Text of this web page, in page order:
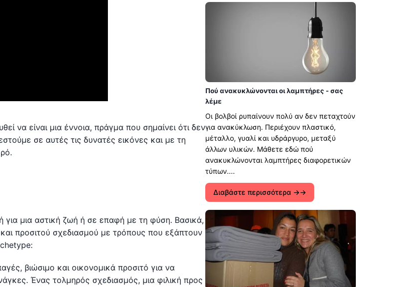
να είναι μια έννοια, πράγμα που σημαίνει ότι δεν
σε αυτές τις δυνατές εικόνες και με τη
για μια αστική ζωή ή σε επαφή με τη φύση. Βασικά,
προσιτού σχεδιασμού με τρόπους που εξάπτουν
βιώσιμο και οικονομικά προσιτό για να
Ένας τολμηρός σχεδιασμός, μια φιλική προς
Πού ανακυκλώνονται οι λαμπτήρες - σας
λέμε
Οι βολβοί ρυπαίνουν πολύ αν δεν πεταχτούν
για ανακύκλωση. Περιέχουν πλαστικό,
μέταλλο, γυαλί και υδράργυρο, μεταξύ
άλλων υλικών. Μάθετε εδώ πού
ανακυκλώνονται λαμπτήρες διαφορετικών
τύπων....
Διαβάστε περισσότερα →